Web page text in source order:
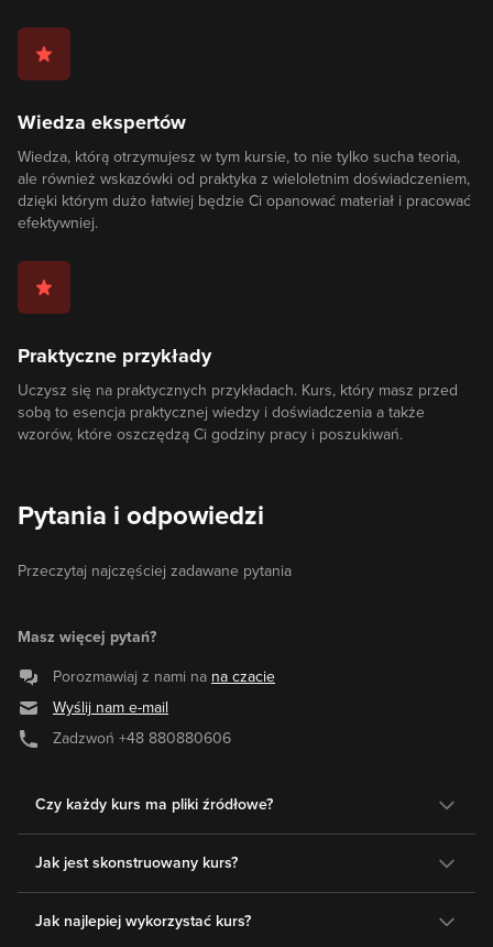
Wiedza ekspertów
Wiedza, którą otrzymujesz w tym kursie, to nie tylko sucha teoria,
ale również wskazówki od praktyka z wieloletnim doświadczeniem,
dzięki którym dużo łatwiej będzie Ci opanować materiał i pracować
efektywniej.
Praktyczne przykłady
Uczysz się na praktycznych przykładach. Kurs, który masz przed
sobą to esencja praktycznej wiedzy i doświadczenia a także
wzorów, które oszczędzą Ci godziny pracy i poszukiwań.
Pytania i odpowiedzi
Przeczytaj najczęściej zadawane pytania
Masz więcej pytań?
Porozmawiaj z nami na na czacie
Wyślij nam e-mail
Zadzwoń +48 880880606
Czy każdy kurs ma pliki źródłowe?
Jak jest skonstruowany kurs?
Jak najlepiej wykorzystać kurs?